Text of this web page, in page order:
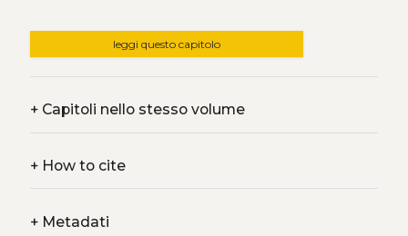
leggi questo capitolo
+Capitoli nello stesso volume
+How to cite
+Metadati